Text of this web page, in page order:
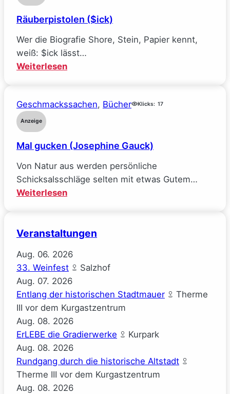
wie
alle
meine
Ideale
(Sarah
Räuberpistolen ($ick)
Wer die Biografie Shore, Stein, Papier kennt,
weiß: $ick lässt…
Weiterlesen:
Geschmackssachen, Bücher Klicks: 17
Anzeige
Mal gucken (Josephine Gauck)
Von Natur aus werden persönliche
Schicksalsschläge selten mit etwas Gutem…
Weiterlesen:
(Josephine
Veranstaltungen
Aug. 06. 2026
33. Weinfest
Salzhof
Aug. 07. 2026
Entlang der historischen Stadtmauer
Therme
III vor dem Kurgastzentrum
Aug. 08. 2026
ErLEBE die Gradierwerke
Kurpark
Aug. 08. 2026
Rundgang durch die historische Altstadt
Therme III vor dem Kurgastzentrum
Aug. 08. 2026